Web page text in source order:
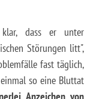
dass er unter
Störungen litt",
fast täglich,
so eine Bluttat